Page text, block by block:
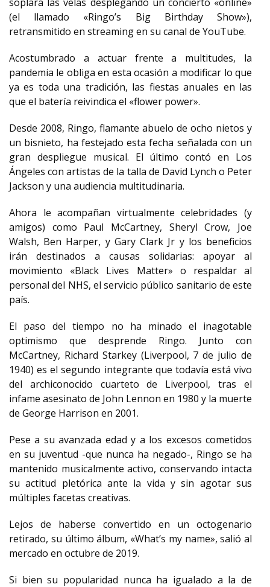
(el llamado «Ringo’s Big Birthday Show»),
retransmitido en streaming en su canal de YouTube.
Acostumbrado a actuar frente a multitudes, la
pandemia le obliga en esta ocasión a modificar lo que
ya es toda una tradición, las fiestas anuales en las
que el batería reivindica el «flower power».
Desde 2008, Ringo, flamante abuelo de ocho nietos y
un bisnieto, ha festejado esta fecha señalada con un
gran despliegue musical. El último contó en Los
Ángeles con artistas de la talla de David Lynch o Peter
Jackson y una audiencia multitudinaria.
Ahora le acompañan virtualmente celebridades (y
amigos) como Paul McCartney, Sheryl Crow, Joe
Walsh, Ben Harper, y Gary Clark Jr y los beneficios
irán destinados a causas solidarias: apoyar al
movimiento «Black Lives Matter» o respaldar al
personal del NHS, el servicio público sanitario de este
país.
El paso del tiempo no ha minado el inagotable
optimismo que desprende Ringo. Junto con
McCartney, Richard Starkey (Liverpool, 7 de julio de
1940) es el segundo integrante que todavía está vivo
del archiconocido cuarteto de Liverpool, tras el
infame asesinato de John Lennon en 1980 y la muerte
de George Harrison en 2001.
Pese a su avanzada edad y a los excesos cometidos
en su juventud -que nunca ha negado-, Ringo se ha
mantenido musicalmente activo, conservando intacta
su actitud pletórica ante la vida y sin agotar sus
múltiples facetas creativas.
Lejos de haberse convertido en un octogenario
retirado, su último álbum, «What’s my name», salió al
mercado en octubre de 2019.
Si bien su popularidad nunca ha igualado a la de